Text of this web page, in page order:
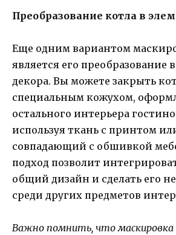
Преобразование котла в
Еще одним вариантом
является его преобразование
декора. Вы можете закрыть
специальным кожухом,
остального интерьера
используя ткань с принтом
совпадающий с обшивкой
подход позволит
общий дизайн и сделать его
среди других предметов
Важно помнить, что маскировка